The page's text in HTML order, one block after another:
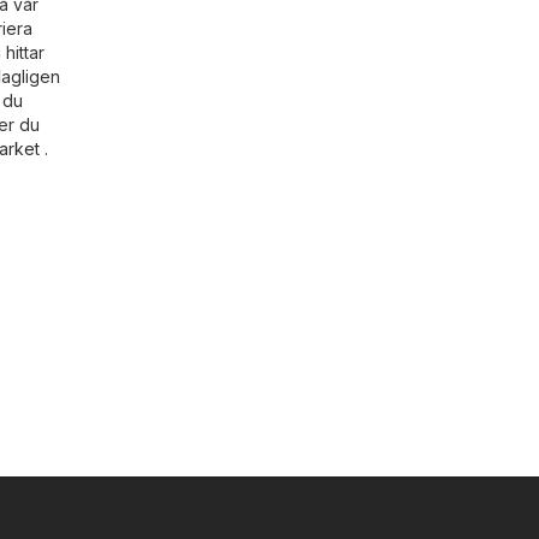
vår
hittar
du
.